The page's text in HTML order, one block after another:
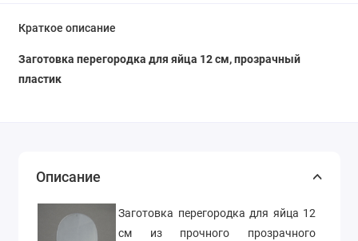
Краткое описание
Заготовка перегородка для яйца 12 см, прозрачный
пластик
Описание
Заготовка перегородка для яйца 12
см из прочного прозрачного